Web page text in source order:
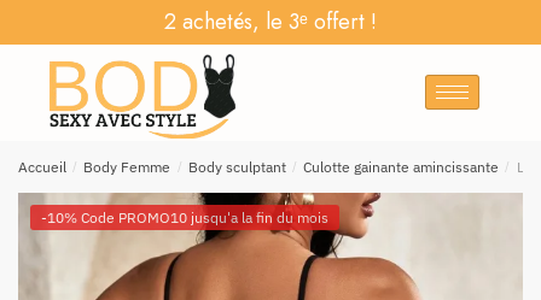
2 achetés, le 3ᵉ offert !
Accueil / Body Femme / Body sculptant / Culotte gainante amincissante /
-10% Code PROMO10 jusqu'a la fin du mois